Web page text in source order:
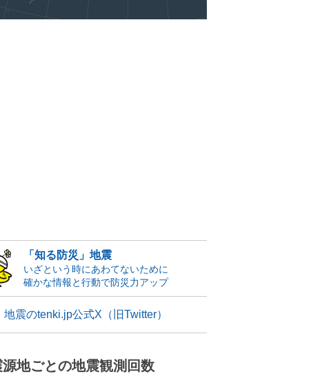
「知る防災」地震
いざという時にあわてないために
確かな情報と行動で防災力アップ
地震のtenki.jp公式X（旧Twitter）
源地ごとの地震観測回数